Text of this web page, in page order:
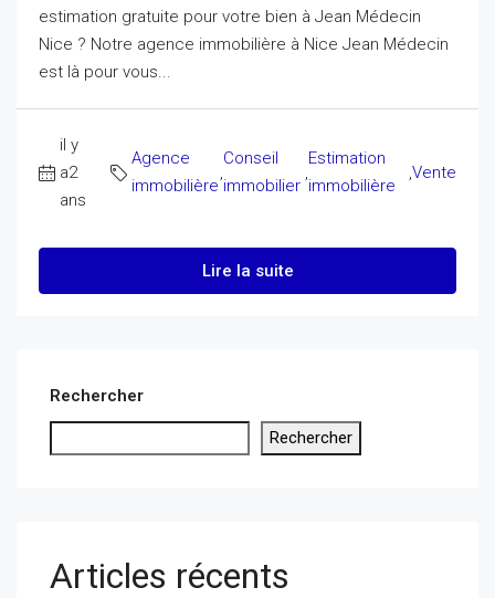
estimation gratuite pour votre bien à Jean Médecin
Nice ? Notre agence immobilière à Nice Jean Médecin
est là pour vous...
il y
a2
ans
Agence
immobilière
,
Conseil
immobilier
,
Estimation
immobilière
,Vente
Lire la suite
Rechercher
Rechercher
Articles récents